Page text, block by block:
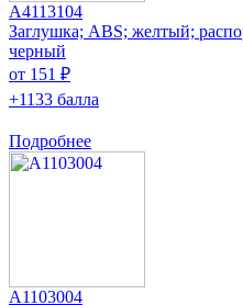
A4113104
Заглушка; ABS; желтый;
черный
от 151 ₽
+1133 балла
Подробнее
A1103004